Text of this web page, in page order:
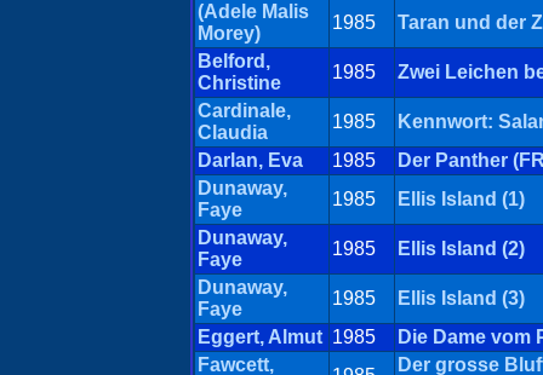
(Adele Malis
Morey)
1985
Taran und der
Belford,
Christine
1985
Zwei Leichen
Cardinale,
Claudia
1985
Kennwort:
Darlan, Eva
1985
Der Panther
Dunaway,
Faye
1985
Ellis Island (1)
Dunaway,
Faye
1985
Ellis Island (2)
Dunaway,
Faye
1985
Ellis Island (3)
Eggert, Almut 1985
Die Dame vom
Fawcett,
Der grosse